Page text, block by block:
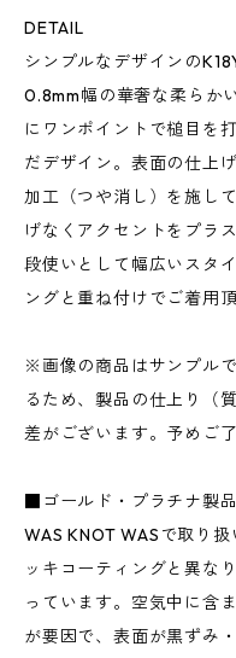
DETAIL
シンプルなデザインの
0.8mm幅の華奢な柔らか
にワンポイントで槌目を
だデザイン。表面の仕上
加工（つや消し）を施し
げなくアクセントをプラ
段使いとして幅広いスタ
ングと重ね付けでご着用
※画像の商品はサンプル
るため、製品の仕上り（
差がございます。予めご
■ゴールド・プラチナ製
WAS KNOT WASで取り
ッキコーティングと異な
っています。空気中に含
が要因で、表面が黒ずみ